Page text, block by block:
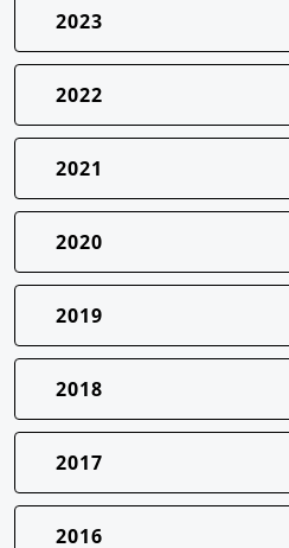
2023
2022
2021
2020
2019
2018
2017
2016